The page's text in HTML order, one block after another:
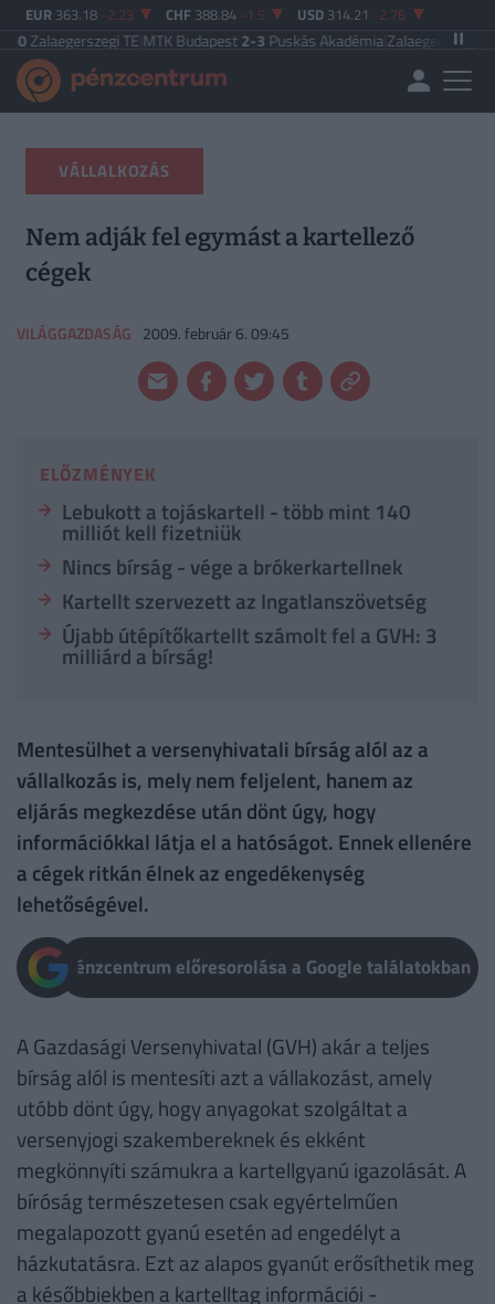
EUR 363.18 -2.23 CHF 388.84 -1.5 USD 314.21 -2.76
TE|MTK Budapest2-3Puskás Akadémia |Zalaegerszegi TE 5-2
VÁLLALKOZÁS
Nem adják fel egymást a kartellező
cégek
VILÁGGAZDASÁG 2009. február 6. 09:45
ELŐZMÉNYEK
Lebukott a tojáskartell - több mint 140
milliót kell fizetniük
Nincs bírság - vége a brókerkartellnek
Kartellt szervezett az Ingatlanszövetség
Újabb útépítőkartellt számolt fel a GVH: 3
milliárd a bírság!
Mentesülhet a versenyhivatali bírság alól az a
vállalkozás is, mely nem feljelent, hanem az
eljárás megkezdése után dönt úgy, hogy
információkkal látja el a hatóságot. Ennek ellenére
a cégek ritkán élnek az engedékenység
lehetőségével.
Pénzcentrum előresorolása a Google találatokban
A Gazdasági Versenyhivatal (GVH) akár a teljes
bírság alól is mentesíti azt a vállakozást, amely
utóbb dönt úgy, hogy anyagokat szolgáltat a
versenyjogi szakembereknek és ekként
megkönnyíti számukra a kartellgyanú igazolását. A
bíróság természetesen csak egyértelműen
megalapozott gyanú esetén ad engedélyt a
házkutatásra. Ezt az alapos gyanút erősíthetik meg
a későbbiekben a kartelltag információi -